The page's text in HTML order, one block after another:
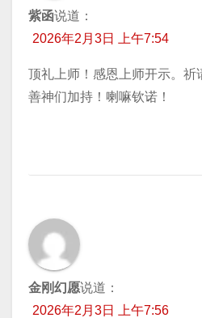
紫函说道：
2026年2月3日 上午7:54
顶礼上师！感恩上师开示。祈
善神们加持！喇嘛钦诺！
金刚幻愿说道：
2026年2月3日 上午7:56